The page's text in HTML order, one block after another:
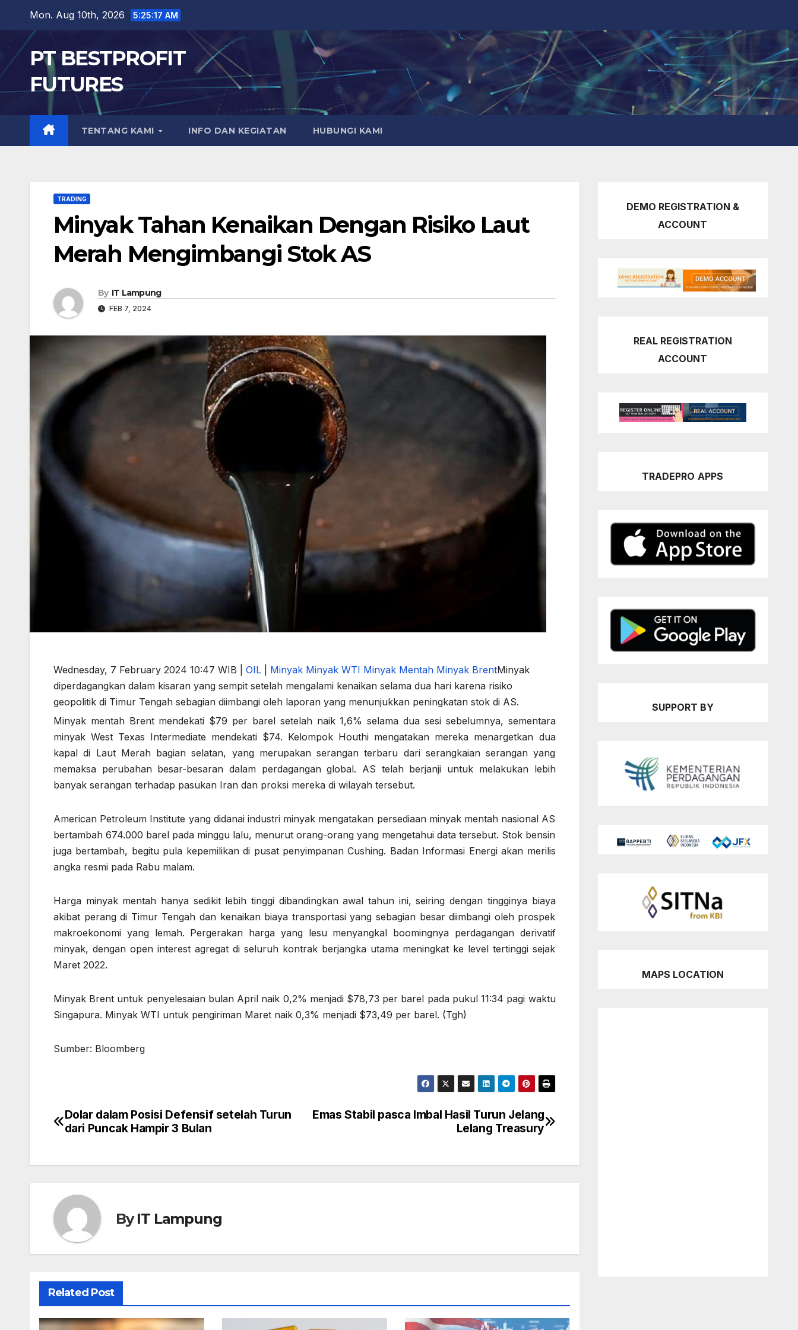
content
Mon. Aug 10th, 2026 5:25:18 AM
PT BESTPROFIT
FUTURES
TENTANG KAMI INFO DAN KEGIATAN HUBUNGI KAMI
TRADING
Minyak Tahan Kenaikan Dengan Risiko Laut
Merah Mengimbangi Stok AS
By IT Lampung
FEB 7, 2024
Wednesday, 7 February 2024 10:47 WIB OIL Minyak Minyak WTI Minyak Mentah Minyak BrentMinyak
diperdagangkan dalam kisaran yang sempit setelah mengalami kenaikan selama dua hari karena risiko
geopolitik di Timur Tengah sebagian diimbangi oleh laporan yang menunjukkan peningkatan stok di AS.
Minyak mentah Brent mendekati $79 per barel setelah naik 1,6% selama dua sesi sebelumnya, sementara
minyak West Texas Intermediate mendekati $74. Kelompok Houthi mengatakan mereka menargetkan dua
kapal di Laut Merah bagian selatan, yang merupakan serangan terbaru dari serangkaian serangan yang
memaksa perubahan besar-besaran dalam perdagangan global. AS telah berjanji untuk melakukan lebih
banyak serangan terhadap pasukan Iran dan proksi mereka di wilayah tersebut.
American Petroleum Institute yang didanai industri minyak mengatakan persediaan minyak mentah nasional AS
bertambah 674.000 barel pada minggu lalu, menurut orang-orang yang mengetahui data tersebut. Stok bensin
juga bertambah, begitu pula kepemilikan di pusat penyimpanan Cushing. Badan Informasi Energi akan merilis
angka resmi pada Rabu malam.
Harga minyak mentah hanya sedikit lebih tinggi dibandingkan awal tahun ini, seiring dengan tingginya biaya
akibat perang di Timur Tengah dan kenaikan biaya transportasi yang sebagian besar diimbangi oleh prospek
makroekonomi yang lemah. Pergerakan harga yang lesu menyangkal boomingnya perdagangan derivatif
minyak, dengan open interest agregat di seluruh kontrak berjangka utama meningkat ke level tertinggi sejak
Maret 2022.
Minyak Brent untuk penyelesaian bulan April naik 0,2% menjadi $78,73 per barel pada pukul 11:34 pagi waktu
Singapura. Minyak WTI untuk pengiriman Maret naik 0,3% menjadi $73,49 per barel. (Tgh)
Sumber: Bloomberg
Post
Emas Stabil pasca Imbal Hasil Turun Jelang
Lelang Treasury
Dolar dalam Posisi Defensif setelah Turun
dari Puncak Hampir 3 Bulan
ByIT Lampung
Related Post
DEMO REGISTRATION &
ACCOUNT
REAL REGISTRATION
ACCOUNT
TRADEPRO APPS
SUPPORT BY
MAPS LOCATION